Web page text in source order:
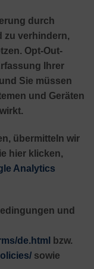
durch
zu verhindern,
Opt-Out-
Ihrer
Sie müssen
und Geräten
übermitteln wir
hier klicken,
Analytics
und
de.html
bzw.
sowie